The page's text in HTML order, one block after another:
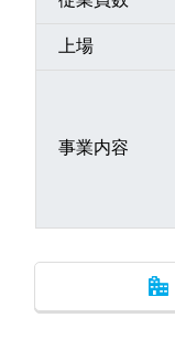
上場
事業内容